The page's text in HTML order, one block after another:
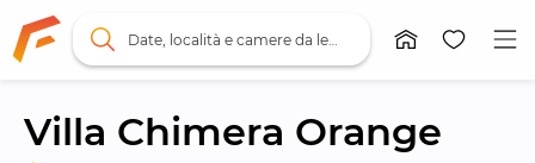
Villa Chimera Orange